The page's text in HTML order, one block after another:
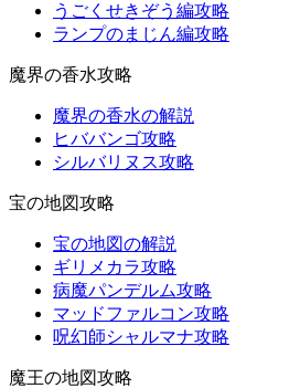
うごくせきぞう編攻略
ランプのまじん編攻略
魔界の香水攻略
魔界の香水の解説
ヒババンゴ攻略
シルバリヌス攻略
宝の地図攻略
宝の地図の解説
ギリメカラ攻略
病魔パンデルム攻略
マッドファルコン攻略
呪幻師シャルマナ攻略
魔王の地図攻略